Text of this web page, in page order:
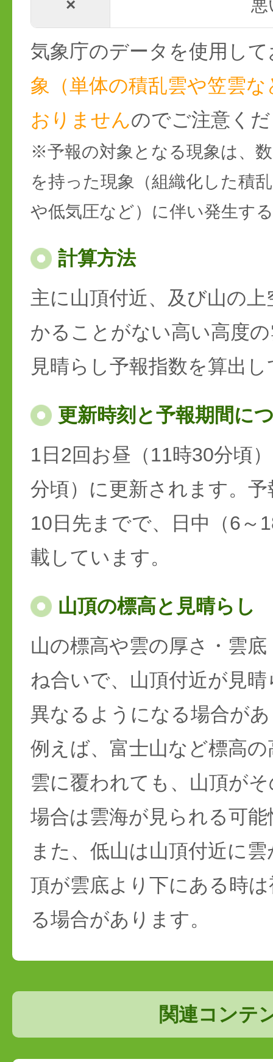
× 悪
気象庁のデータを使用し
象（単体の積乱雲や笠雲
おりませんのでご注意く
※予報の対象となる現象は、
を持った現象（組織化した積
や低気圧など）に伴い発生す
計算方法
主に山頂付近、及び山の
かることがない高い高度
見晴らし予報指数を算出
更新時刻と予報期間に
1日2回お昼（11時30分頃
分頃）に更新されます。
10日先までで、日中（6～
載しています。
山頂の標高と見晴らし
山の標高や雲の厚さ・雲
ね合いで、山頂付近が見
異なるようになる場合が
例えば、富士山など標高
雲に覆われても、山頂が
場合は雲海が見られる可
また、低山は山頂付近に
頂が雲底より下にある時
る場合があります。
関連コンテ